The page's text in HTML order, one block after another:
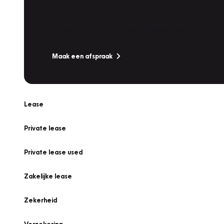
Maak een afspraak
Lease
Private lease
Private lease used
Zakelijke lease
Zekerheid